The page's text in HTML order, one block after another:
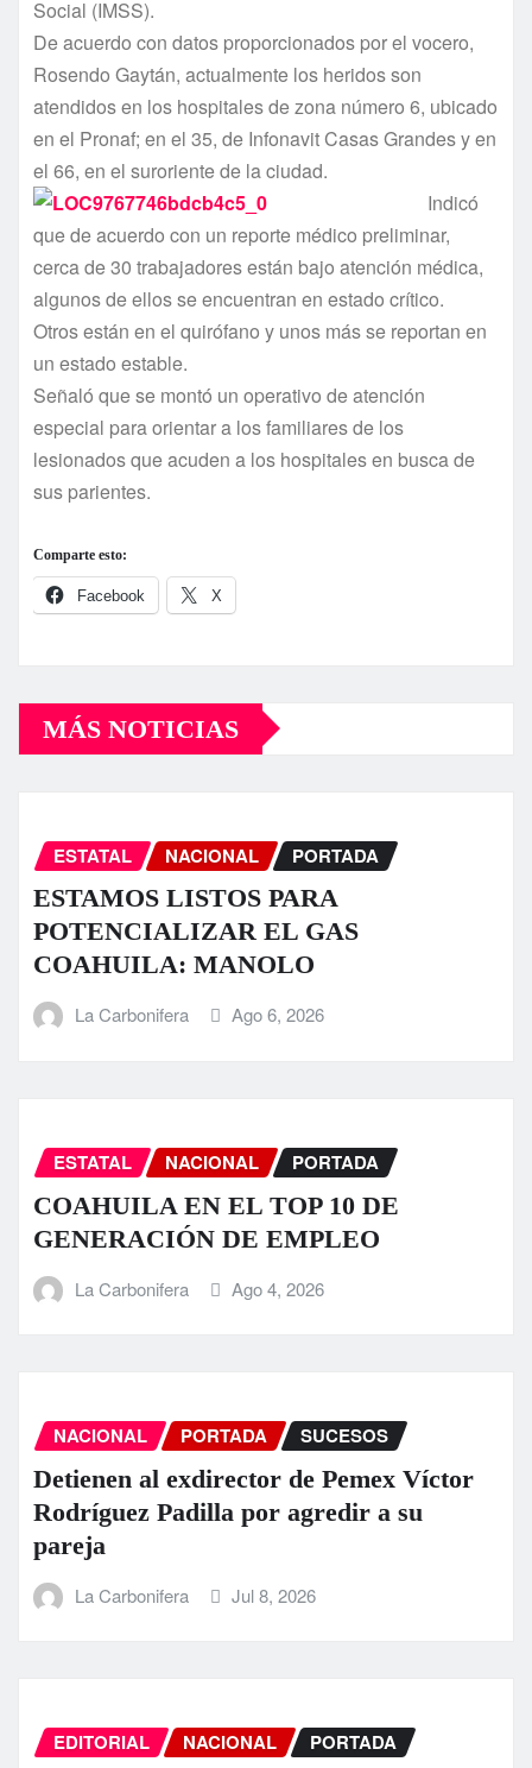
Social (IMSS).
De acuerdo con datos proporcionados por el vocero,
Rosendo Gaytán, actualmente los heridos son
atendidos en los hospitales de zona número 6, ubicado
en el Pronaf; en el 35, de Infonavit Casas Grandes y en
el 66, en el suroriente de la ciudad.
Indicó
que de acuerdo con un reporte médico preliminar,
cerca de 30 trabajadores están bajo atención médica,
algunos de ellos se encuentran en estado crí­tico.
Otros están en el quirófano y unos más se reportan en
un estado estable.
Señaló que se montó un operativo de atención
especial para orientar a los familiares de los
lesionados que acuden a los hospitales en busca de
sus parientes.
Comparte esto:
Facebook X
MÁS NOTICIAS
ESTATAL NACIONAL PORTADA
ESTAMOS LISTOS PARA
POTENCIALIZAR EL GAS
COAHUILA: MANOLO
La Carbonifera Ago 6, 2026
ESTATAL NACIONAL PORTADA
COAHUILA EN EL TOP 10 DE
GENERACIÓN DE EMPLEO
La Carbonifera Ago 4, 2026
NACIONAL PORTADA SUCESOS
Detienen al exdirector de Pemex Víctor
Rodríguez Padilla por agredir a su
pareja
La Carbonifera Jul 8, 2026
EDITORIAL NACIONAL PORTADA